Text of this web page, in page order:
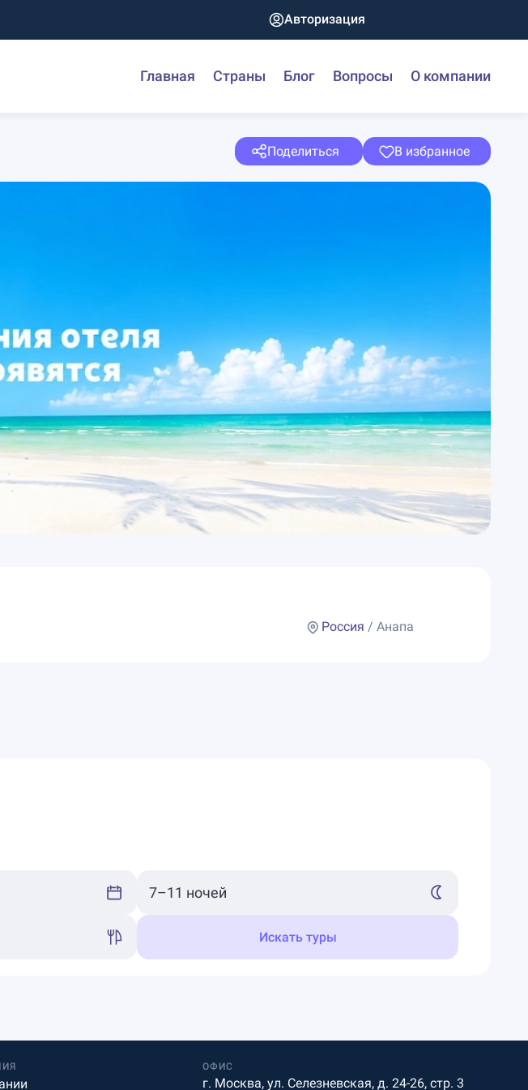
Авторизация
Главная Страны Блог Вопросы О компании
Поделиться В избранное
Россия / Анапа
Искать туры
ОФИС
г. Москва, ул. Селезневская, д. 24-26, стр. 3